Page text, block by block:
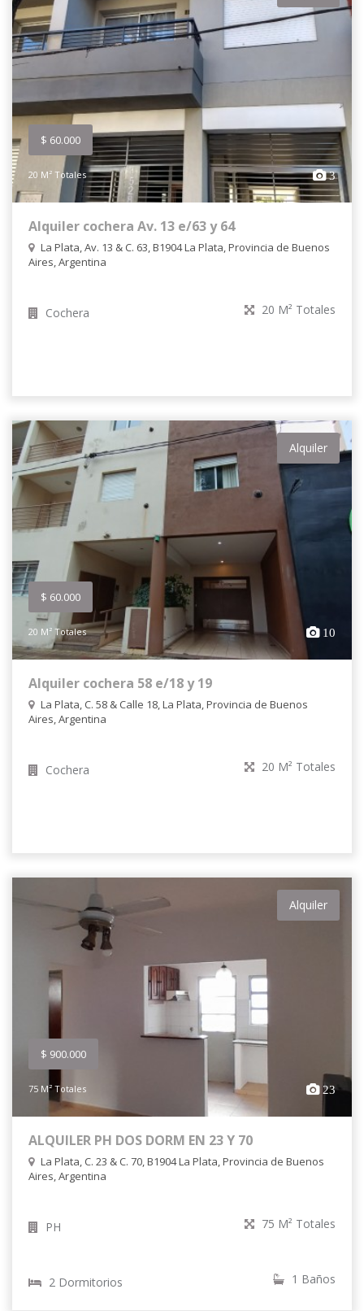
$ 60.000
20 M² Totales 3
Alquiler cochera Av. 13 e/63 y 64
La Plata, Av. 13 & C. 63, B1904 La Plata, Provincia de Buenos
Aires, Argentina
Cochera 20 M² Totales
Alquiler
$ 60.000
20 M² Totales 10
Alquiler cochera 58 e/18 y 19
La Plata, C. 58 & Calle 18, La Plata, Provincia de Buenos
Aires, Argentina
Cochera 20 M² Totales
Alquiler
$ 900.000
75 M² Totales 23
ALQUILER PH DOS DORM EN 23 Y 70
La Plata, C. 23 & C. 70, B1904 La Plata, Provincia de Buenos
Aires, Argentina
PH 75 M² Totales
2 Dormitorios 1 Baños